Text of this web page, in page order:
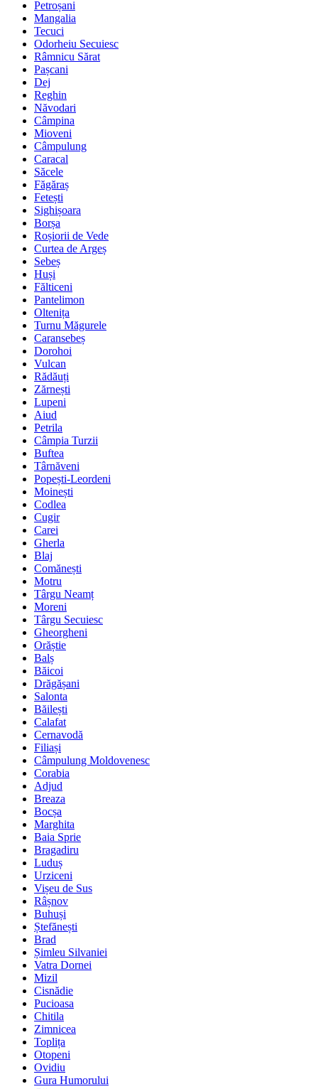
Petroșani
Mangalia
Tecuci
Odorheiu Secuiesc
Râmnicu Sărat
Pașcani
Dej
Reghin
Năvodari
Câmpina
Mioveni
Câmpulung
Caracal
Săcele
Făgăraș
Fetești
Sighișoara
Borșa
Roșiorii de Vede
Curtea de Argeș
Sebeș
Huși
Fălticeni
Pantelimon
Oltenița
Turnu Măgurele
Caransebeș
Dorohoi
Vulcan
Rădăuți
Zărnești
Lupeni
Aiud
Petrila
Câmpia Turzii
Buftea
Târnăveni
Popești-Leordeni
Moinești
Codlea
Cugir
Carei
Gherla
Blaj
Comănești
Motru
Târgu Neamț
Moreni
Târgu Secuiesc
Gheorgheni
Orăștie
Balș
Băicoi
Drăgășani
Salonta
Băilești
Calafat
Cernavodă
Filiași
Câmpulung Moldovenesc
Corabia
Adjud
Breaza
Bocșa
Marghita
Baia Sprie
Bragadiru
Luduș
Urziceni
Vișeu de Sus
Râșnov
Buhuși
Ștefănești
Brad
Șimleu Silvaniei
Vatra Dornei
Mizil
Cisnădie
Pucioasa
Chitila
Zimnicea
Toplița
Otopeni
Ovidiu
Gura Humorului